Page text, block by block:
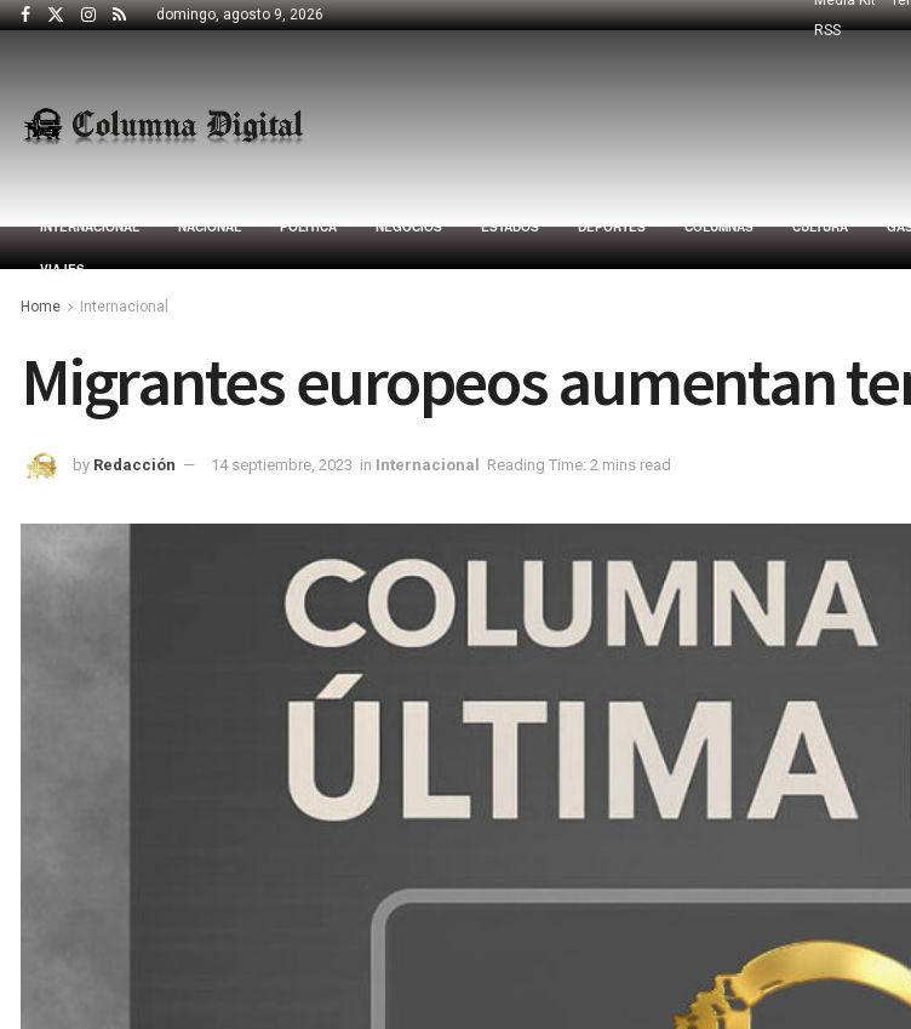
domingo, agosto 9, 2026
RSS
INTERNACIONAL NACIONAL POLÍTICA NEGOCIOS ESTADOS DEPORTES COLUMNAS CULTURA
VIAJES
Home Internacional
Migrantes europeos aumentan
by Redacción 14 septiembre, 2023 in Internacional Reading Time: 2 mins read